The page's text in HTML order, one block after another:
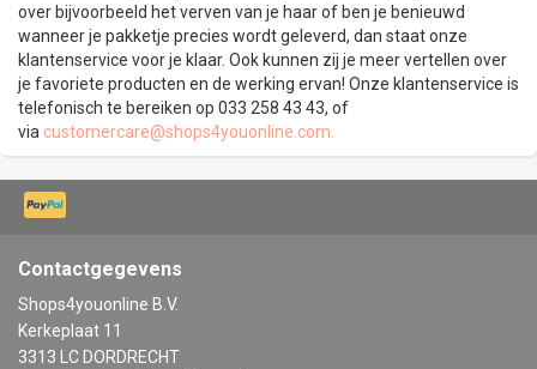
over bijvoorbeeld het verven van je haar of ben je benieuwd
wanneer je pakketje precies wordt geleverd, dan staat onze
klantenservice voor je klaar. Ook kunnen zij je meer vertellen over
je favoriete producten en de werking ervan! Onze klantenservice is
telefonisch te bereiken op 033 258 43 43, of
via customercare@shops4youonline.com.
Contactgegevens
Shops4youonline B.V.
Kerkeplaat 11
3313 LC DORDRECHT